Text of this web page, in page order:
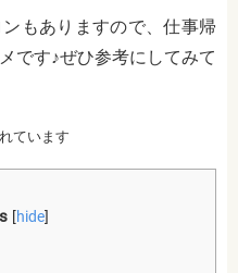
もありますので、仕事帰
です♪ぜひ参考にしてみて
ています
[hide]